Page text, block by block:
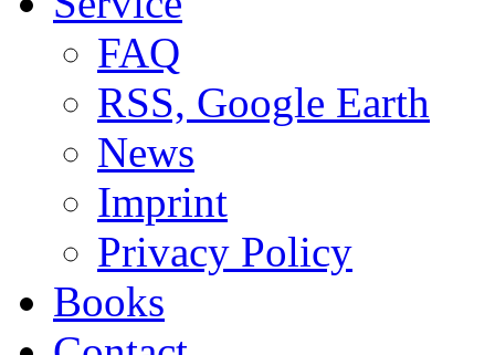
FAQ
RSS, Google Earth
News
Imprint
Privacy Policy
Books